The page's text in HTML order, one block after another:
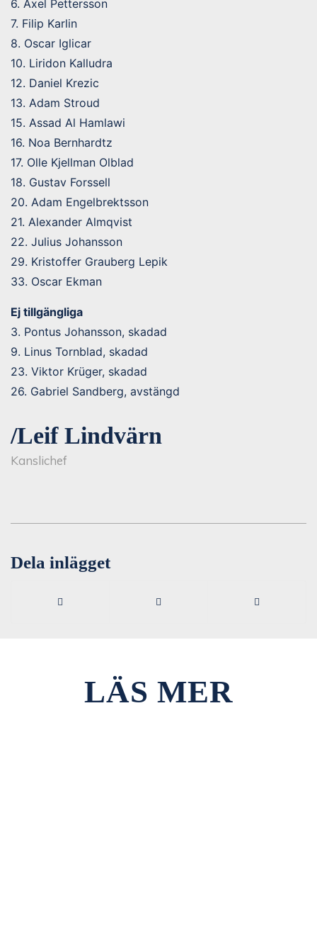
6. Axel Pettersson
7. Filip Karlin
8. Oscar Iglicar
10. Liridon Kalludra
12. Daniel Krezic
13. Adam Stroud
15. Assad Al Hamlawi
16. Noa Bernhardtz
17. Olle Kjellman Olblad
18. Gustav Forssell
20. Adam Engelbrektsson
21. Alexander Almqvist
22. Julius Johansson
29. Kristoffer Grauberg Lepik
33. Oscar Ekman
Ej tillgängliga
3. Pontus Johansson, skadad
9. Linus Tornblad, skadad
23. Viktor Krüger, skadad
26. Gabriel Sandberg, avstängd
/Leif Lindvärn
Kanslichef
Dela inlägget
LÄS MER